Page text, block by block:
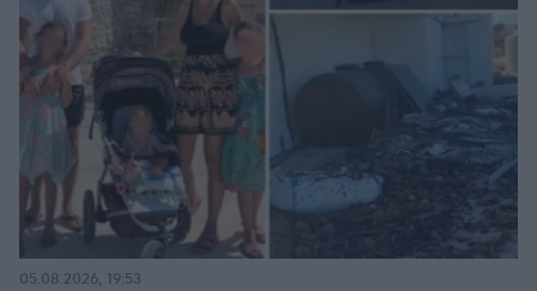
05.08.2026, 19:53